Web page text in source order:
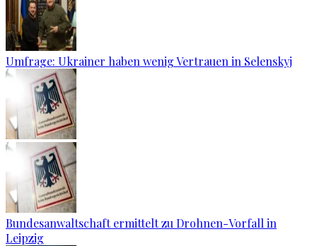
Umfrage: Ukrainer haben wenig Vertrauen in Selenskyj
Bundesanwaltschaft ermittelt zu Drohnen-Vorfall in
Leipzig